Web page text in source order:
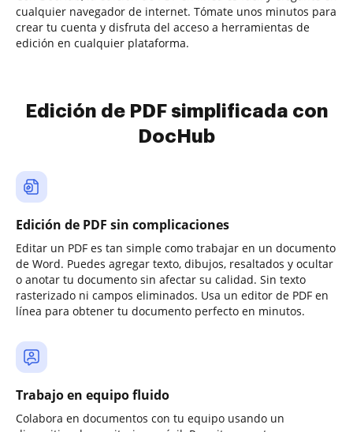
cualquier navegador de internet. Tómate unos minutos para
crear tu cuenta y disfruta del acceso a herramientas de
edición en cualquier plataforma.
Edición de PDF simplificada con
DocHub
Edición de PDF sin complicaciones
Editar un PDF es tan simple como trabajar en un documento
de Word. Puedes agregar texto, dibujos, resaltados y ocultar
o anotar tu documento sin afectar su calidad. Sin texto
rasterizado ni campos eliminados. Usa un editor de PDF en
línea para obtener tu documento perfecto en minutos.
Trabajo en equipo fluido
Colabora en documentos con tu equipo usando un